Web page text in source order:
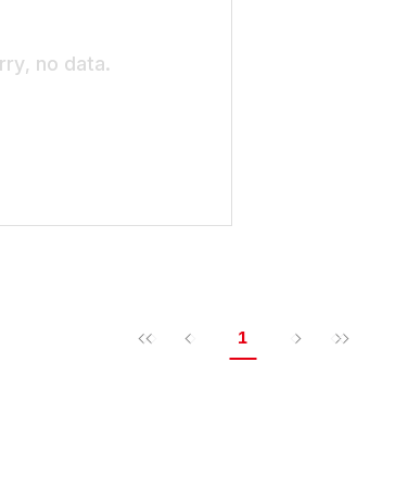
no data.
1